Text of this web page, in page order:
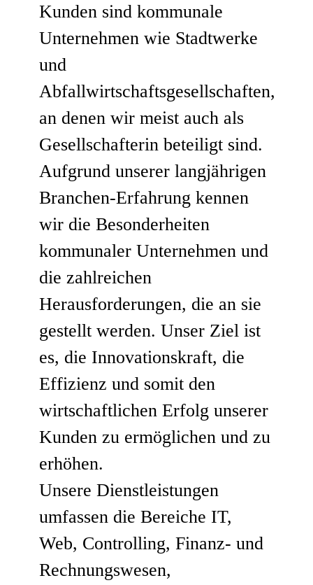
Kunden sind kommunale
Unternehmen wie Stadtwerke
und
Abfallwirtschaftsgesellschaften,
an denen wir meist auch als
Gesellschafterin beteiligt sind.
Aufgrund unserer langjährigen
Branchen-Erfahrung kennen
wir die Besonderheiten
kommunaler Unternehmen und
die zahlreichen
Herausforderungen, die an sie
gestellt werden. Unser Ziel ist
es, die Innovationskraft, die
Effizienz und somit den
wirtschaftlichen Erfolg unserer
Kunden zu ermöglichen und zu
erhöhen.
Unsere Dienstleistungen
umfassen die Bereiche IT,
Web, Controlling, Finanz- und
Rechnungswesen,